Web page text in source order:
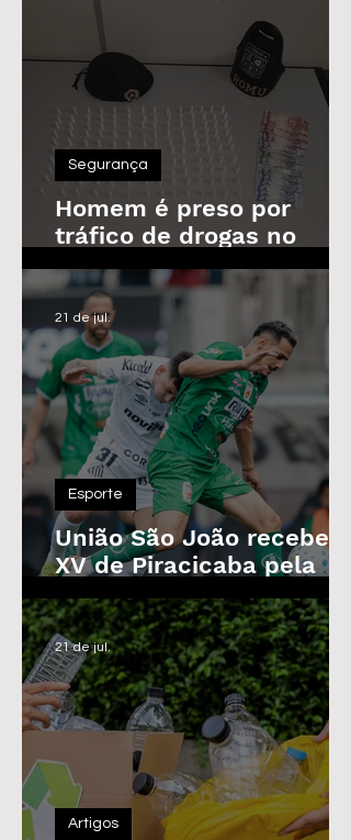
Homem é preso por
tráfico de drogas no
Parque das Árvores, em
Araras
Segurança
União São João recebe o
XV de Piracicaba pela
Copa Paulista nesta
quarta-feira
Esporte
21 de jul.
Artigos
21 de jul.